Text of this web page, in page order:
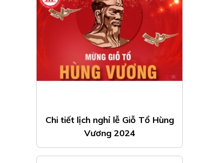
Chi tiết lịch nghỉ lễ Giỗ Tổ Hùng
Vương 2024